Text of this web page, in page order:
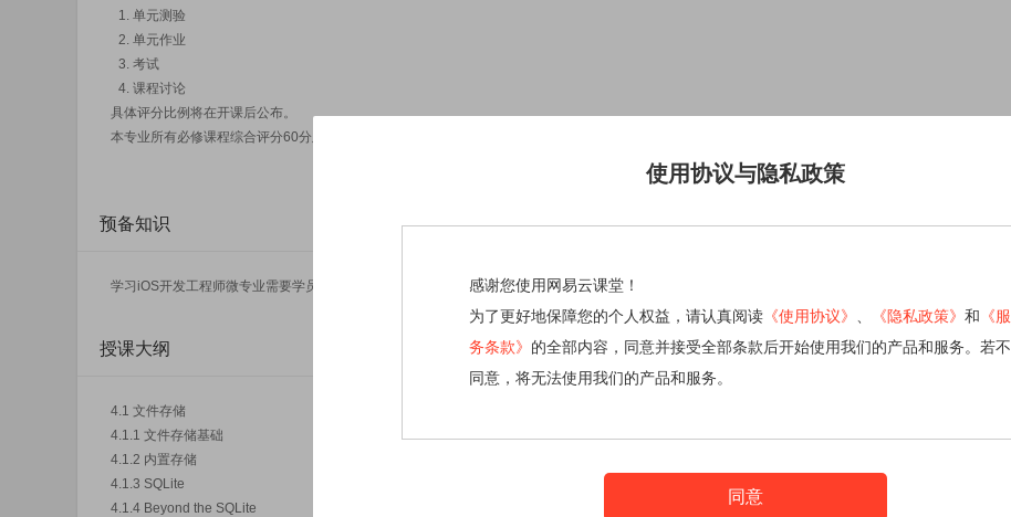
单元测验
单元作业
考试
课程讨论
具体评分比例将在开课后公布。
本专业所有必修课程综合评分60分及以上，可以获得微专业合格证书，获得85分的可以获得优秀证书。
预备知识
学习iOS开发工程师微专业需要学员具备基础的C语言能力。
授课大纲
4.1 文件存储
4.1.1 文件存储基础
4.1.2 内置存储
4.1.3 SQLite
4.1.4 Beyond the SQLite
使用协议与隐私政策
感谢您使用网易云课堂！
为了更好地保障您的个人权益，请认真阅读《使用协议》 《隐私政策》 和 《服
务条款》 的全部内容，同意并接受全部条款后开始使用我们的产品和服务。若不
同意，将无法使用我们的产品和服务。
同意